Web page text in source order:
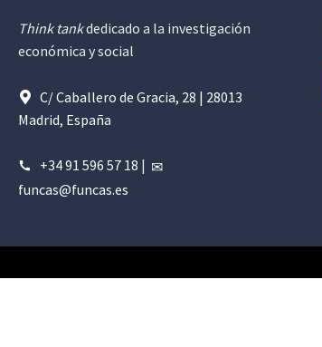
Think tankdedicado a la investigación
económica y social
C/ Caballero de Gracia, 28 | 28013
Madrid, España
+34 91 596 57 18 |
funcas@funcas.es